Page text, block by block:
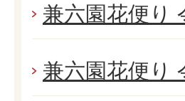
兼六園花便り
兼六園花便り